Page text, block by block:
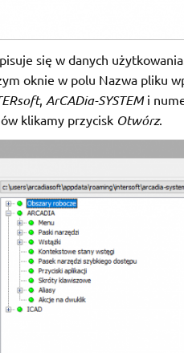
się w danych
oknie w polu Nazwa pliku
, ArCADia-SYSTEMi
klikamy przycisk Otwórz.